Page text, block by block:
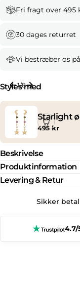
Fri fragt over 495
30 dages returret
Vi bestræber os
Styles med
Starlight
Normal
495 kr
1/8
Beskrivelse
Produktinformation
Levering & Retur
Sikker
4.7/